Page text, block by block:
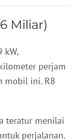
Miliar)
kW,
perjam
mobil ini. R8
teratur menilai
perjalanan.